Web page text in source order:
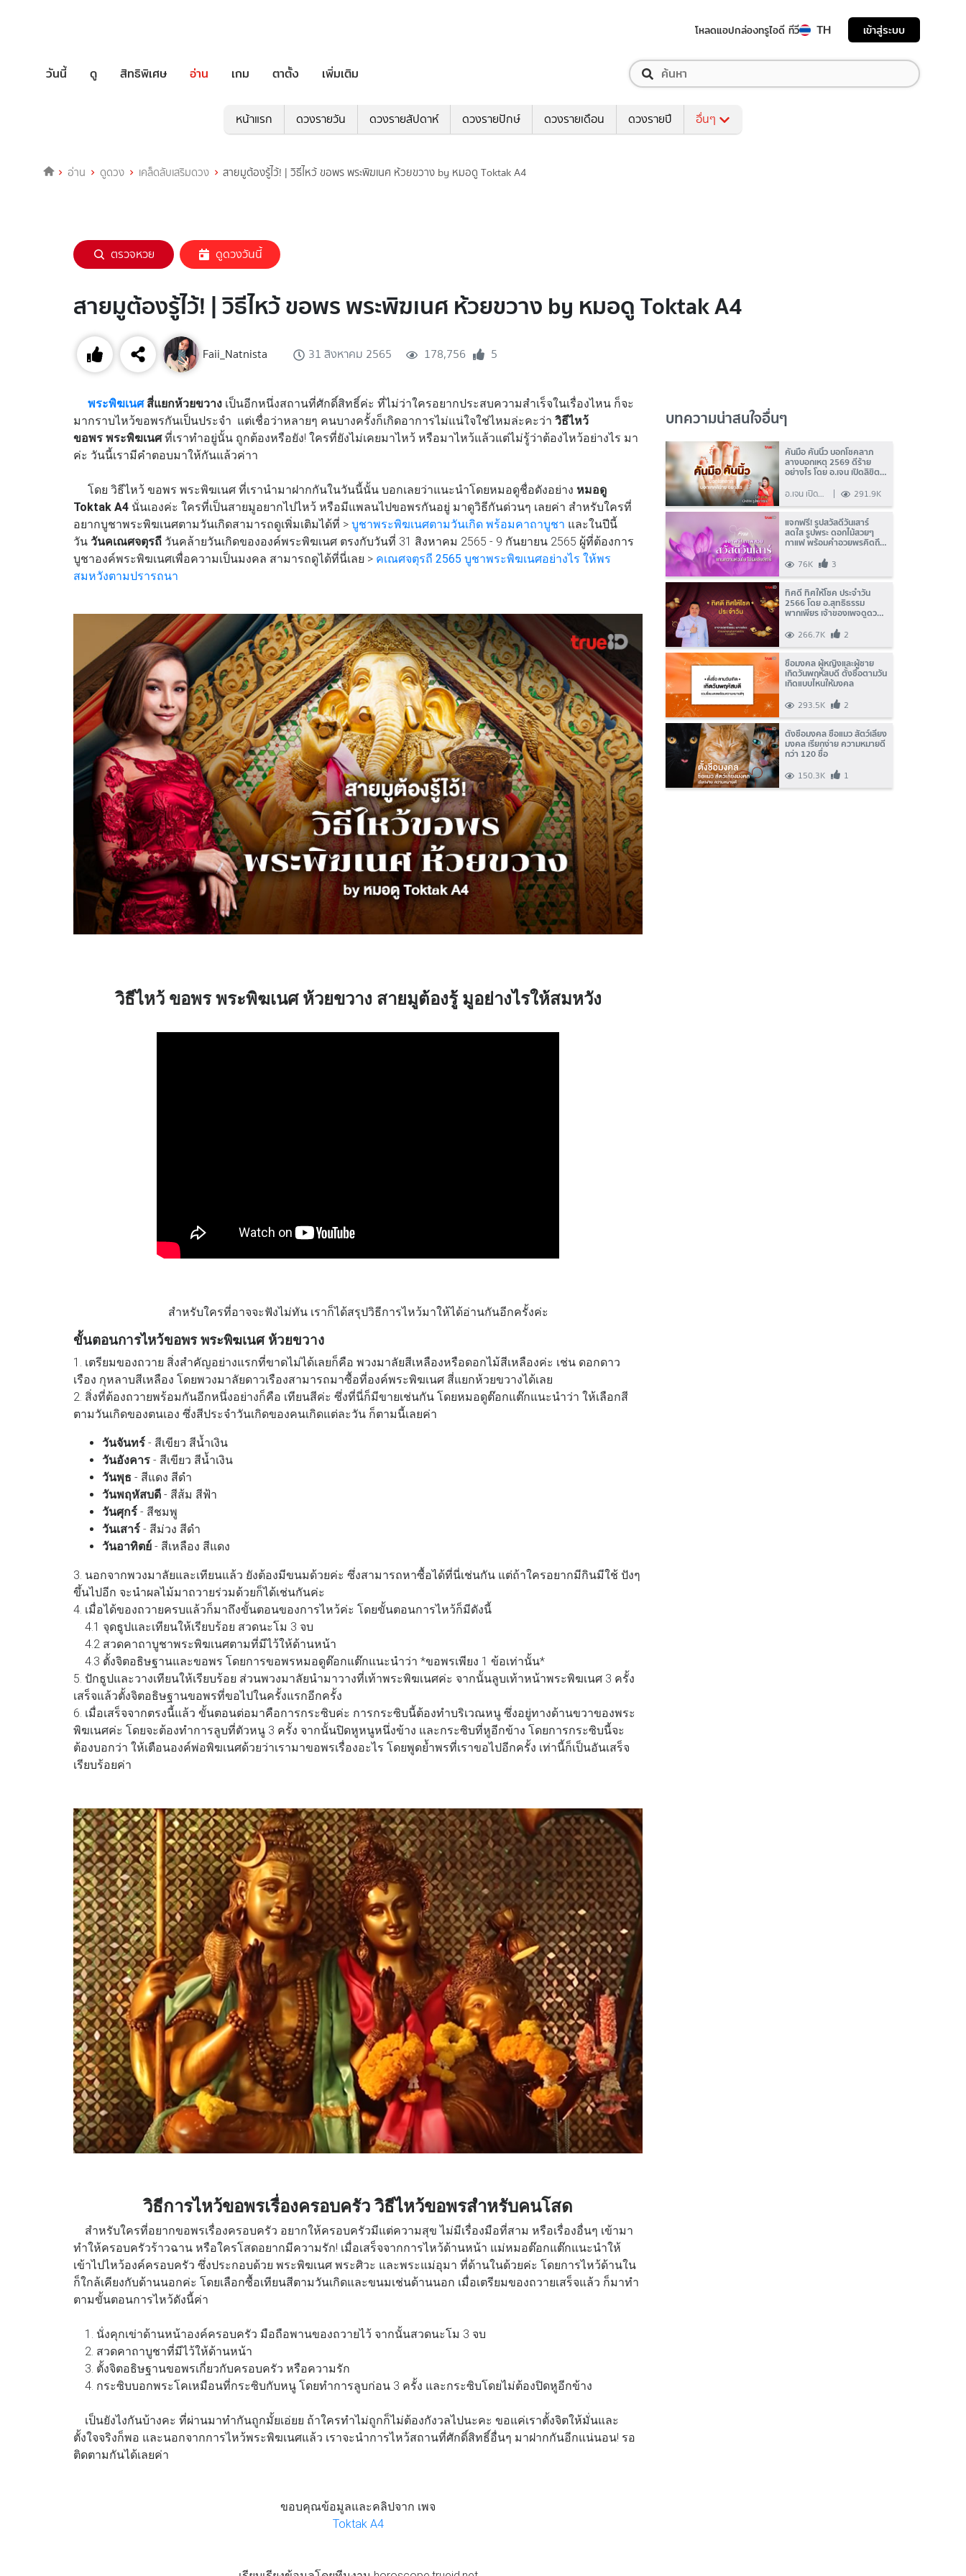
โหลดแอปกล่องทรูไอดี ทีวี TH เข้าสู่ระบบ
วันนี้ ดู สิทธิพิเศษ อ่าน เกม ตาตั้ง เพิ่มเติม
หน้าแรก ดวงรายวัน ดวงรายสัปดาห์ ดวงรายปักษ์ ดวงรายเดือน ดวงรายปี อื่นๆ
อ่าน ดูดวง เคล็ดลับเสริมดวง สายมูต้องรู้ไว้! | วิธีไหว้ ขอพร พระพิฆเนศ ห้วยขวาง by หมอดู Toktak A4
ตรวจหวย ดูดวงวันนี้
สายมูต้องรู้ไว้! | วิธีไหว้ ขอพร พระพิฆเนศ ห้วยขวาง by หมอดู Toktak A4
Faii_Natnista 31 สิงหาคม 2565 178,756 5
พระพิฆเนศสี่แยกห้วยขวาง เป็นอีกหนึ่งสถานที่ศักดิ์สิทธิ์ค่ะ ที่ไม่ว่าใครอยากประสบความสำเร็จในเรื่องไหน ก็จะ
มากราบไหว้ขอพรกันเป็นประจำ แต่เชื่อว่าหลายๆ คนบางครั้งก็เกิดอาการไม่แน่ใจใช่ไหมล่ะคะว่า วิธีไหว้
ขอพร พระพิฆเนศ ที่เราทำอยู่นั้น ถูกต้องหรือยัง! ใครที่ยังไม่เคยมาไหว้ หรือมาไหว้แล้วแต่ไม่รู้ว่าต้องไหว้อย่างไร มา
ค่ะ วันนี้เรามีคำตอบมาให้กันแล้วค่าา
โดย วิธีไหว้ ขอพร พระพิฆเนศ ที่เรานำมาฝากกันในวันนี้นั้น บอกเลยว่าแนะนำโดยหมอดูชื่อดังอย่าง หมอดู
Toktak A4 นั่นเองค่ะ ใครที่เป็นสายมูอยากไปไหว้ หรือมีแพลนไปขอพรกันอยู่ มาดูวิธีกันด่วนๆ เลยค่า สำหรับใครที่
อยากบูชาพระพิฆเนศตามวันเกิดสามารถดูเพิ่มเติมได้ที่ > บูชาพระพิฆเนศตามวันเกิด พร้อมคาถาบูชา และในปีนี้
วัน วันคเณศจตุรถี วันคล้ายวันเกิดขององค์พระพิฆเนศ ตรงกับวันที่ 31 สิงหาคม 2565 - 9 กันยายน 2565 ผู้ที่ต้องการ
บูชาองค์พระพิฆเนศเพื่อความเป็นมงคล สามารถดูได้ที่นี่เลย > คเณศจตุรถี 2565 บูชาพระพิฆเนศอย่างไร ให้พร
สมหวังตามปรารถนา
วิธีไหว้ ขอพร พระพิฆเนศ ห้วยขวาง สายมูต้องรู้ มูอย่างไรให้สมหวัง
สำหรับใครที่อาจจะฟังไม่ทัน เราก็ได้สรุปวิธีการไหว้มาให้ได้อ่านกันอีกครั้งค่ะ
ขั้นตอนการไหว้ขอพร พระพิฆเนศ ห้วยขวาง
1. เตรียมของถวาย สิ่งสำคัญอย่างแรกที่ขาดไม่ได้เลยก็คือ พวงมาลัยสีเหลืองหรือดอกไม้สีเหลืองค่ะ เช่น ดอกดาว
เรือง กุหลาบสีเหลือง โดยพวงมาลัยดาวเรืองสามารถมาซื้อที่องค์พระพิฆเนศ สี่แยกห้วยขวางได้เลย
2. สิ่งที่ต้องถวายพร้อมกันอีกหนึ่งอย่างก็คือ เทียนสีค่ะ ซึ่งที่นี่ก็มีขายเช่นกัน โดยหมอดูต๊อกแต๊กแนะนำว่า ให้เลือกสี
ตามวันเกิดของตนเอง ซึ่งสีประจำวันเกิดของคนเกิดแต่ละวัน ก็ตามนี้เลยค่า
วันจันทร์ - สีเขียว สีน้ำเงิน
วันอังคาร - สีเขียว สีน้ำเงิน
วันพุธ - สีแดง สีดำ
วันพฤหัสบดี - สีส้ม สีฟ้า
วันศุกร์ - สีชมพู
วันเสาร์ - สีม่วง สีดำ
วันอาทิตย์ - สีเหลือง สีแดง
3. นอกจากพวงมาลัยและเทียนแล้ว ยังต้องมีขนมด้วยค่ะ ซึ่งสามารถหาซื้อได้ที่นี่เช่นกัน แต่ถ้าใครอยากมีกินมีใช้ ปังๆ
ขึ้นไปอีก จะนำผลไม้มาถวายร่วมด้วยก็ได้เช่นกันค่ะ
4. เมื่อได้ของถวายครบแล้วก็มาถึงขั้นตอนของการไหว้ค่ะ โดยขั้นตอนการไหว้ก็มีดังนี้
4.1 จุดธูปและเทียนให้เรียบร้อย สวดนะโม 3 จบ
4.2 สวดคาถาบูชาพระพิฆเนศตามที่มีไว้ให้ด้านหน้า
4.3 ตั้งจิตอธิษฐานและขอพร โดยการขอพรหมอดูต๊อกแต๊กแนะนำว่า *ขอพรเพียง 1 ข้อเท่านั้น*
5. ปักธูปและวางเทียนให้เรียบร้อย ส่วนพวงมาลัยนำมาวางที่เท้าพระพิฆเนศค่ะ จากนั้นลูบเท้าหน้าพระพิฆเนศ 3 ครั้ง
เสร็จแล้วตั้งจิตอธิษฐานขอพรที่ขอไปในครั้งแรกอีกครั้ง
6. เมื่อเสร็จจากตรงนี้แล้ว ขั้นตอนต่อมาคือการกระซิบค่ะ การกระซิบนี้ต้องทำบริเวณหนู ซึ่งอยู่ทางด้านขวาของพระ
พิฆเนศค่ะ โดยจะต้องทำการลูบที่ตัวหนู 3 ครั้ง จากนั้นปิดหูหนูหนึ่งข้าง และกระซิบที่หูอีกข้าง โดยการกระซิบนี้จะ
ต้องบอกว่า ให้เตือนองค์พ่อพิฆเนศด้วยว่าเรามาขอพรเรื่องอะไร โดยพูดย้ำพรที่เราขอไปอีกครั้ง เท่านี้ก็เป็นอันเสร็จ
เรียบร้อยค่า
วิธีการไหว้ขอพรเรื่องครอบครัว วิธีไหว้ขอพรสำหรับคนโสด
สำหรับใครที่อยากขอพรเรื่องครอบครัว อยากให้ครอบครัวมีแต่ความสุข ไม่มีเรื่องมือที่สาม หรือเรื่องอื่นๆ เข้ามา
ทำให้ครอบครัวร้าวฉาน หรือใครโสดอยากมีความรัก! เมื่อเสร็จจากการไหว้ด้านหน้า แม่หมอต๊อกแต๊กแนะนำให้
เข้าไปไหว้องค์ครอบครัว ซึ่งประกอบด้วย พระพิฆเนศ พระศิวะ และพระแม่อุมา ที่ด้านในด้วยค่ะ โดยการไหว้ด้านใน
ก็ใกล้เคียงกับด้านนอกค่ะ โดยเลือกซื้อเทียนสีตามวันเกิดและขนมเช่นด้านนอก เมื่อเตรียมของถวายเสร็จแล้ว ก็มาทำ
ตามขั้นตอนการไหว้ดังนี้ค่า
1. นั่งคุกเข่าด้านหน้าองค์ครอบครัว มือถือพานของถวายไว้ จากนั้นสวดนะโม 3 จบ
2. สวดคาถาบูชาที่มีไว้ให้ด้านหน้า
3. ตั้งจิตอธิษฐานขอพรเกี่ยวกับครอบครัว หรือความรัก
4. กระซิบบอกพระโคเหมือนที่กระซิบกับหนู โดยทำการลูบก่อน 3 ครั้ง และกระซิบโดยไม่ต้องปิดหูอีกข้าง
เป็นยังไงกันบ้างคะ ที่ผ่านมาทำกันถูกมั้ยเอ่ยย ถ้าใครทำไม่ถูกก็ไม่ต้องกังวลไปนะคะ ขอแค่เราตั้งจิตให้มั่นและ
ตั้งใจจริงก็พอ และนอกจากการไหว้พระพิฆเนศแล้ว เราจะนำการไหว้สถานที่ศักดิ์สิทธิ์อื่นๆ มาฝากกันอีกแน่นอน! รอ
ติดตามกันได้เลยค่า
ขอบคุณข้อมูลและคลิปจาก เพจ
Toktak A4
บทความน่าสนใจอื่นๆ
คันมือ คันนิ้ว บอกโชคลาภ
ลางบอกเหตุ 2569 ดีร้าย
อย่างไร โดย อ.เจน เปิดลิขิต
อ.เจน เปิด
ลิขิต ธูป
พยากรณ์
291.9K
แจกฟรี! รูปสวัสดีวันเสาร์
สดใส รูปพระ ดอกไม้สวยๆ
กาแฟ พร้อมคำอวยพรคิดถึง
76K 3
ทิศดี ทิศให้โชค ประจำวัน
2566 โดย อ.สุทธิธรรม
พากเพียร เจ้าของเพจดูดวง
266.7K 2
ชื่อมงคล ผู้หญิงและผู้ชาย
เกิดวันพฤหัสบดี ตั้งชื่อตามวัน
เกิดแบบไหนให้มงคล
293.5K 2
ตั้งชื่อมงคล ชื่อแมว สัตว์เลี้ยง
มงคล เรียกง่าย ความหมายดี
กว่า 120 ชื่อ
150.3K 1